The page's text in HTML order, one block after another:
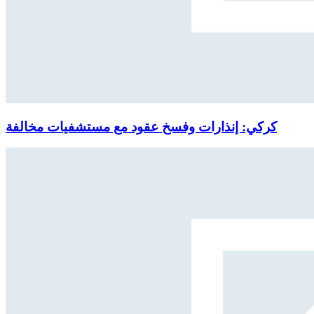
كركي: إنذارات وفسخ عقود مع مستشفيات مخالفة